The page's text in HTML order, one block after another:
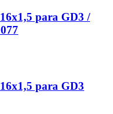
para GD3 /
para GD3